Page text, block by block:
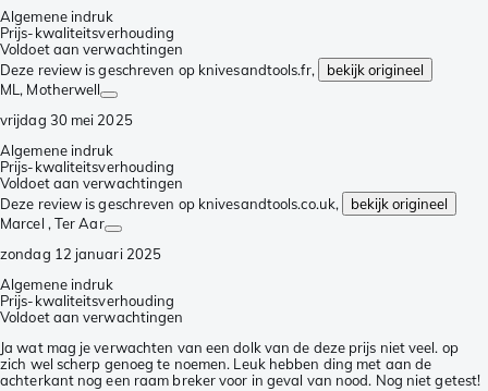
Algemene indruk
Prijs-kwaliteitsverhouding
Voldoet aan verwachtingen
Deze review is geschreven op knivesandtools.fr,
bekijk origineel
ML , Motherwell
vrijdag 30 mei 2025
Algemene indruk
Prijs-kwaliteitsverhouding
Voldoet aan verwachtingen
Deze review is geschreven op knivesandtools.co.uk,
bekijk origineel
Marcel , Ter Aar
zondag 12 januari 2025
Algemene indruk
Prijs-kwaliteitsverhouding
Voldoet aan verwachtingen
Ja wat mag je verwachten van een dolk van de deze prijs niet veel. op
zich wel scherp genoeg te noemen. Leuk hebben ding met aan de
achterkant nog een raam breker voor in geval van nood. Nog niet getest!